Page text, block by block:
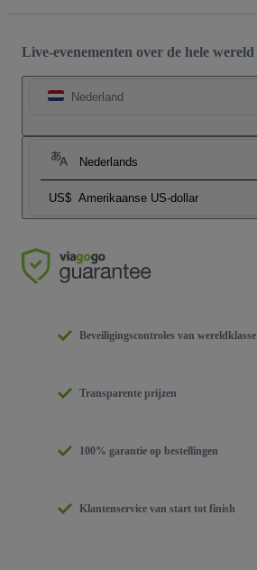
Live-evenementen over de hele wereld
Nederland
Nederlands
US$ Amerikaanse US-dollar
Beveiligingscontroles van wereldklasse
Transparente prijzen
100% garantie op bestellingen
Klantenservice van start tot finish